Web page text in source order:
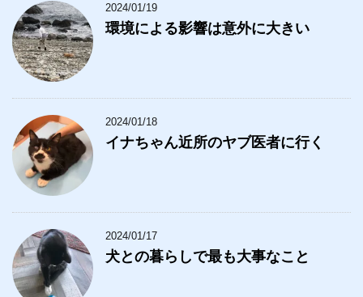
2024/01/19
環境による影響は意外に大きい
2024/01/18
イナちゃん近所のヤブ医者に行く
2024/01/17
犬との暮らしで最も大事なこと